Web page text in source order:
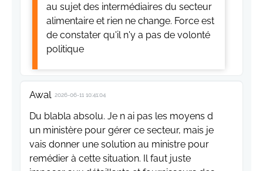
au sujet des intermédiaires du secteur
alimentaire et rien ne change. Force est
de constater qu'il n'y a pas de volonté
politique
Awal 2026-06-11 10:41:04
Du blabla absolu. Je n ai pas les moyens d
un ministère pour gérer ce secteur, mais je
vais donner une solution au ministre pour
remédier à cette situation. Il faut juste